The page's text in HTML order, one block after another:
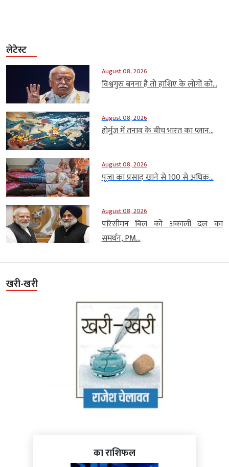
लेटेस्ट
August 08, 2026
विश्वगुरु बनना है तो हाशिए के लोगों को...
August 08, 2026
होर्मुज में तनाव के बीच भारत का प्लान...
August 08, 2026
पूजा का प्रसाद खाने से 100 से अधिक...
August 08, 2026
परिसीमन बिल को अकाली दल का
समर्थन, PM...
खरी-खरी
का राशिफल